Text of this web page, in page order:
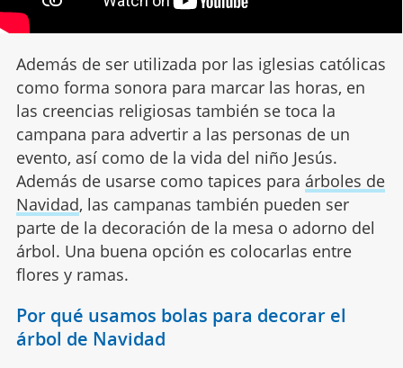
Además de ser utilizada por las iglesias católicas
como forma sonora para marcar las horas, en
las creencias religiosas también se toca la
campana para advertir a las personas de un
evento, así como de la vida del niño Jesús.
Además de usarse como tapices para árboles de
Navidad, las campanas también pueden ser
parte de la decoración de la mesa o adorno del
árbol. Una buena opción es colocarlas entre
flores y ramas.
Por qué usamos bolas para decorar el
árbol de Navidad